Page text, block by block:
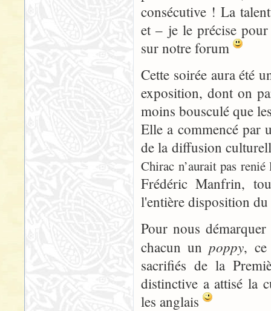
consécutive ! La
et – je le précise
sur notre forum
Cette soirée aura été
exposition, dont on
moins bousculé que
Elle a commencé par
de la diffusion
Chirac n’aurait pas
Frédéric Manfrin,
l'entière disposition
Pour nous
chacun unpoppy, ce
sacrifiés de la
distinctive a attisé la
les anglais